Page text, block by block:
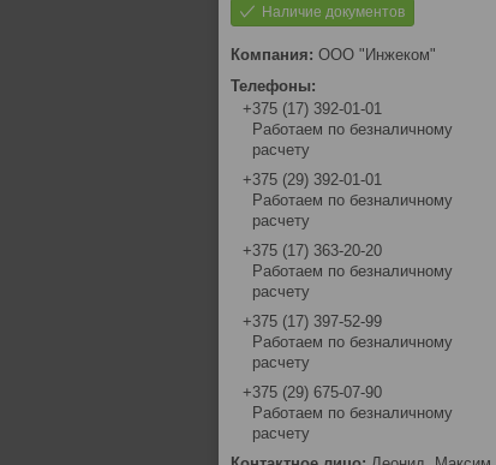
Наличие документов
ООО "Инжеком"
+375 (17) 392-01-01
Работаем по безналичному
расчету
+375 (29) 392-01-01
Работаем по безналичному
расчету
+375 (17) 363-20-20
Работаем по безналичному
расчету
+375 (17) 397-52-99
Работаем по безналичному
расчету
+375 (29) 675-07-90
Работаем по безналичному
расчету